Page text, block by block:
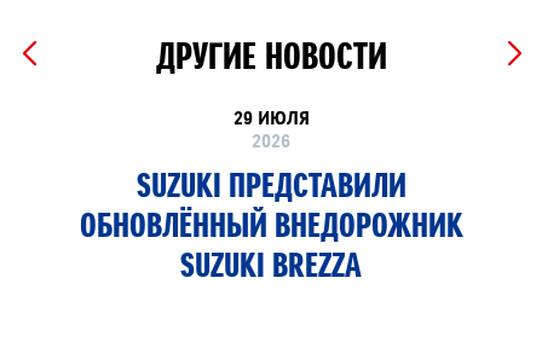
ДРУГИЕ НОВОСТИ
29 ИЮЛЯ
2026
SUZUKI ПРЕДСТАВИЛИ
ОБНОВЛЁННЫЙ ВНЕДОРОЖНИК
SUZUKI BREZZA